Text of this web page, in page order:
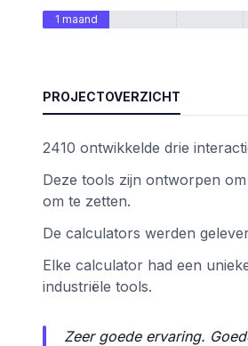
1 maand
PROJECTOVERZICHT
2410 ontwikkelde drie
Deze tools zijn ontworpen
om te zetten.
De calculators werden
Elke calculator had een
industriële tools.
Zeer goede ervaring.